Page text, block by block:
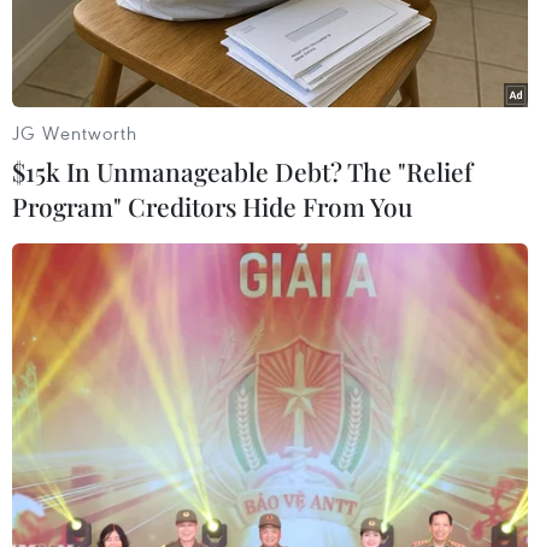
Ngoại trưởng Mỹ John Kerry. (Nguồn: AFP/TTXVN)
Theo AFP, Ngoại trưởng Mỹ John Kerry ngày
13/11 bày tỏ hy vọng Tổng thống đắc cử Donald
Trump sẽ từ bỏ sự phản đối của mình đối với
Hiệp định Đối tác xuyên Thái Bình Dương (TPP)
JG Wentworth
$15k In Unmanageable Debt? The "Relief
Program" Creditors Hide From You